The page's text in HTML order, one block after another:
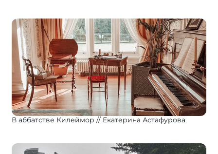
В аббатстве Килеймор Екатерина Астафурова